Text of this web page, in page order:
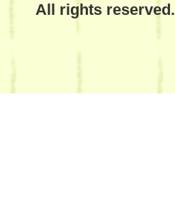
All rights reserved.